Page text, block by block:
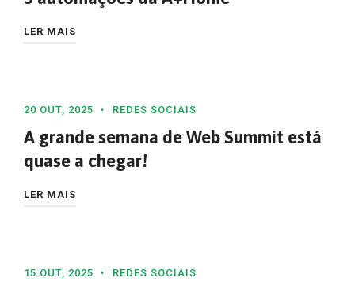
LER MAIS
20 OUT, 2025 REDES SOCIAIS
A grande semana de Web Summit está
quase a chegar!
LER MAIS
15 OUT, 2025 REDES SOCIAIS